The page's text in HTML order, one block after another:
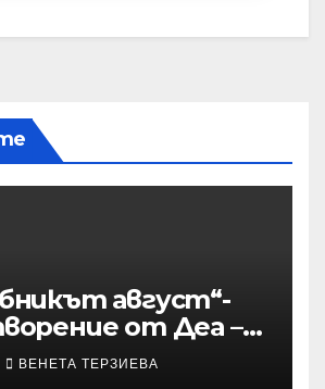
август“-
от Деа –
Иванова
ВЕНЕТА ТЕРЗИЕВА